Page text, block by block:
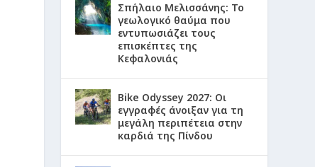
Σπήλαιο Μελισσάνης: Το
γεωλογικό θαύμα που
εντυπωσιάζει τους
επισκέπτες της
Κεφαλονιάς
Bike Odyssey 2027: Οι
εγγραφές άνοιξαν για τη
μεγάλη περιπέτεια στην
καρδιά της Πίνδου